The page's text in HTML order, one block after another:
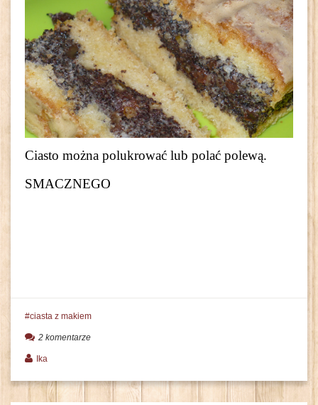
Ciasto można polukrować lub polać polewą.
SMACZNEGO
ciasta z makiem
2 komentarze
Ika